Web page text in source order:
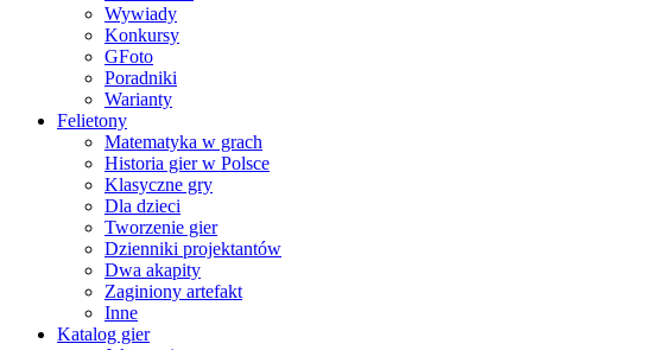
Wywiady
Konkursy
GFoto
Poradniki
Warianty
Felietony
Matematyka w grach
Historia gier w Polsce
Klasyczne gry
Dla dzieci
Tworzenie gier
Dzienniki projektantów
Dwa akapity
Zaginiony artefakt
Inne
Katalog gier